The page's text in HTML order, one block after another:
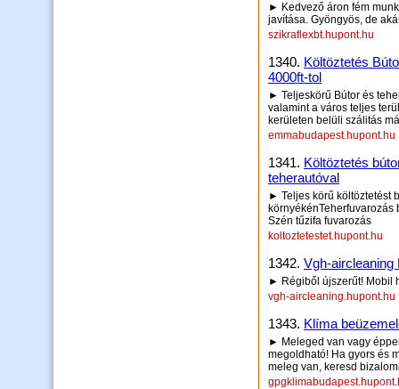
► Kedvező áron fém
javítása. Gyöngyös, de
szikraflexbt.hupont.hu
1340. Költöztetés
4000ft-tol
► Teljeskörű Bútor és
valamint a város teljes
kerületen belüli szálitás
emmabudapest.hupont.hu
1341. Költöztetés
teherautóval
► Teljes körű költöztetést
Szén tűzifa fuvarozás
koltoztetestet.hupont.hu
1342. Vgh-aircleaning
► Régiből újszerűt! Mobil
vgh-aircleaning.hupont.hu
1343. Klíma
► Meleged van vagy
megoldható! Ha gyors és
meleg van, keresd